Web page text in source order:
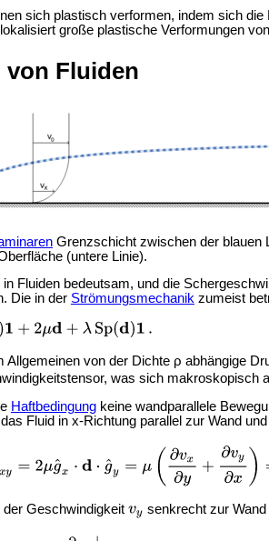
sich plastisch verformen, indem sich
große plastische Verformungen
von Fluiden
Grenzschicht zwischen der blauen
(untere Linie).
Fluiden bedeutsam, und die
Die in der Strömungsmechanikzumeist
Allgemeinen von der Dichte ρ abhängige
was sich makroskopisch
Haftbedingungkeine wandparallele
Fluid in x-Richtung parallel zur Wand
der Geschwindigkeit senkrecht zur